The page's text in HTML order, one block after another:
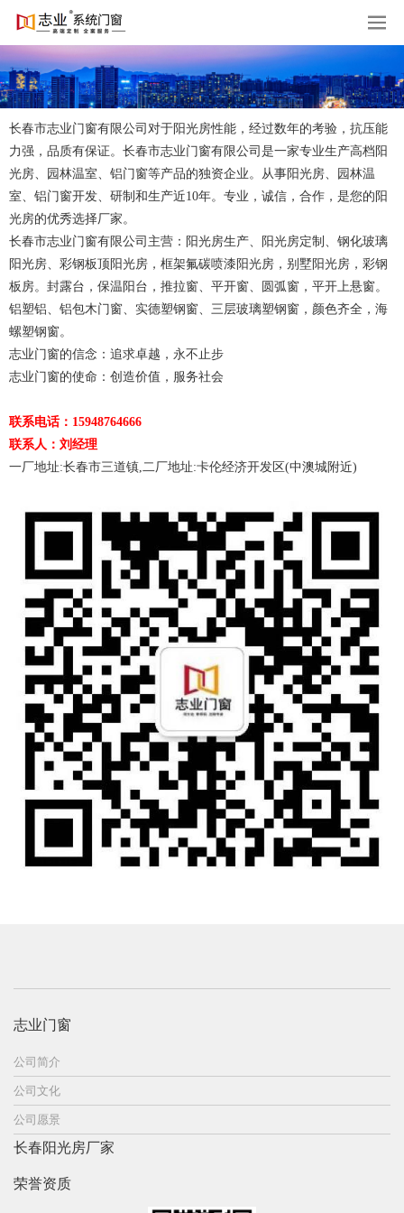
长春市志业门窗有限公司对于阳光房性能，经过数年的考验，抗压能
力强，品质有保证。长春市志业门窗有限公司是一家专业生产高档阳
光房、园林温室、铝门窗等产品的独资企业。从事阳光房、园林温
室、铝门窗开发、研制和生产近10年。专业，诚信，合作，是您的阳
光房的优秀选择厂家。
长春市志业门窗有限公司主营：阳光房生产、阳光房定制、钢化玻璃
阳光房、彩钢板顶阳光房，框架氟碳喷漆阳光房，别墅阳光房，彩钢
板房。封露台，保温阳台，推拉窗、平开窗、圆弧窗，平开上悬窗。
铝塑铝、铝包木门窗、实德塑钢窗、三层玻璃塑钢窗，颜色齐全，海
螺塑钢窗。
志业门窗的信念：追求卓越，永不止步
志业门窗的使命：创造价值，服务社会
联系电话：15948764666
联系人：刘经理
一厂地址:长春市三道镇,二厂地址:卡伦经济开发区(中澳城附近)
志业门窗
公司简介
公司文化
公司愿景
长春阳光房厂家
荣誉资质